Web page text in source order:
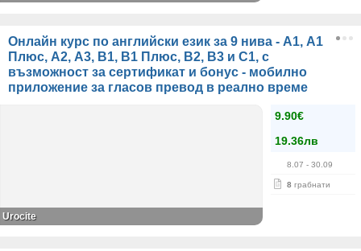
Онлайн курс по английски език за 9 нива - А1, A1
Плюс, А2, А3, В1, В1 Плюс, В2, В3 и С1, с
възможност за сертификат и бонус - мобилно
приложение за гласов превод в реално време
9.90€
19.36лв
8.07 - 30.09
8 грабнати
Urocite